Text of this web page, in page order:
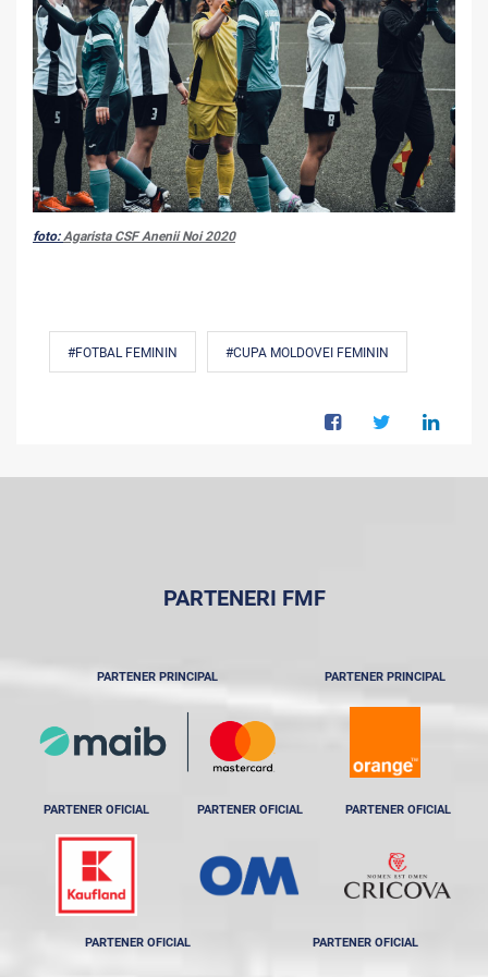
foto: Agarista CSF Anenii Noi 2020
#FOTBAL FEMININ #CUPA MOLDOVEI FEMININ
PARTENERI FMF
PARTENER PRINCIPAL PARTENER PRINCIPAL
PARTENER OFICIAL PARTENER OFICIAL PARTENER OFICIAL
PARTENER OFICIAL PARTENER OFICIAL